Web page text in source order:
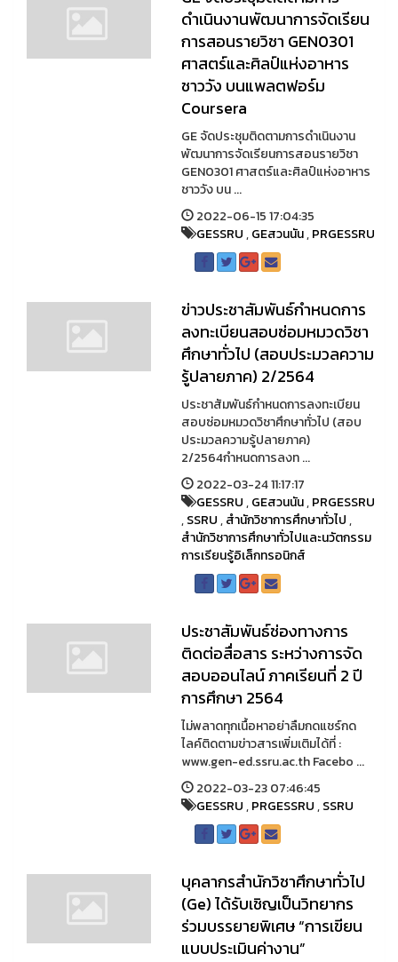
ดำเนินงานพัฒนาการจัดเรียน
การสอนรายวิชา GEN0301
ศาสตร์และศิลป์แห่งอาหาร
ชาววัง บนแพลตฟอร์ม
Coursera
GE จัดประชุมติดตามการดำเนินงาน
พัฒนาการจัดเรียนการสอนรายวิชา
GEN0301 ศาสตร์และศิลป์แห่งอาหาร
ชาววัง บน ...
2022-06-15 17:04:35
GESSRU,GEสวนนัน,PRGESSRU
ข่าวประชาสัมพันธ์กำหนดการ
ลงทะเบียนสอบซ่อมหมวดวิชา
ศึกษาทั่วไป (สอบประมวลความ
รู้ปลายภาค) 2/2564
ประชาสัมพันธ์กำหนดการลงทะเบียน
สอบซ่อมหมวดวิชาศึกษาทั่วไป (สอบ
ประมวลความรู้ปลายภาค)
2/2564กำหนดการลงท ...
2022-03-24 11:17:17
GESSRU,GEสวนนัน,PRGESSRU
,SSRU,สำนักวิชาการศึกษาทั่วไป,
สำนักวิชาการศึกษาทั่วไปและนวัตกรรม
การเรียนรู้อิเล็กทรอนิกส์
ประชาสัมพันธ์ช่องทางการ
ติดต่อสื่อสาร ระหว่างการจัด
สอบออนไลน์ ภาคเรียนที่ 2 ปี
การศึกษา 2564
ไม่พลาดทุกเนื้อหาอย่าลืมกดแชร์กด
ไลค์ติดตามข่าวสารเพิ่มเติมได้ที่ :
www.gen-ed.ssru.ac.th Facebo ...
2022-03-23 07:46:45
GESSRU,PRGESSRU,SSRU
บุคลากรสำนักวิชาศึกษาทั่วไป
(Ge) ได้รับเชิญเป็นวิทยากร
ร่วมบรรยายพิเศษ “การเขียน
แบบประเมินค่างาน”